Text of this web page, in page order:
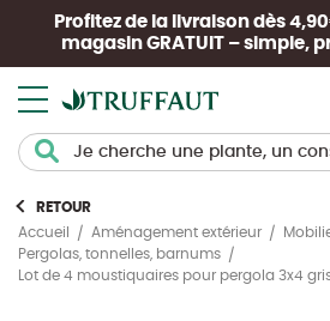
Profitez de la livraison dès
magasin GRATUIT – simple,
RETOUR
Accueil
Aménagement extérieur
Pergolas, tonnelles, barnums
Lot de 4 moustiquaires pour pergola 3x4